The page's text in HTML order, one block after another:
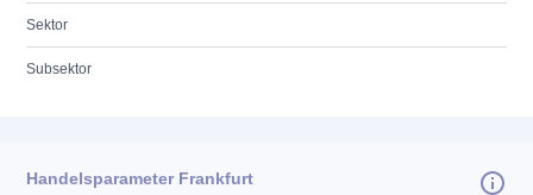
Sektor
Subsektor
Handelsparameter Frankfurt